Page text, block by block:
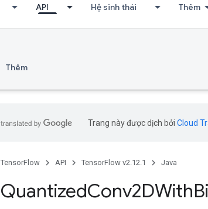
API Hệ sinh thái Thêm
Thêm
Trang này được dịch bởi Cloud
TensorFlow API TensorFlow v2.12.1 Java
QuantizedConv2DWith